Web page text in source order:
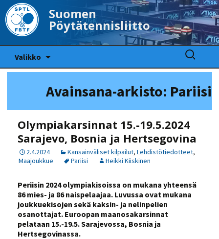
Suomen
Pöytätennisliitto
Valikko
Haku:
Avainsana-arkisto: Pariisi
Olympiakarsinnat 15.-19.5.2024
Sarajevo, Bosnia ja Hertsegovina
2.4.2024 Kansainväliset kilpailut, Lehdistötiedotteet,
Maajoukkue
Pariisi Heikki Kiiskinen
Periisin 2024 olympiakisoissa on mukana yhteensä
86 mies- ja 86 naispelaajaa. Luvussa ovat mukana
joukkuekisojen sekä kaksin- ja nelinpelien
osanottajat. Euroopan maanosakarsinnat
pelataan 15.-19.5. Sarajevossa, Bosnia ja
Hertsegovinassa.